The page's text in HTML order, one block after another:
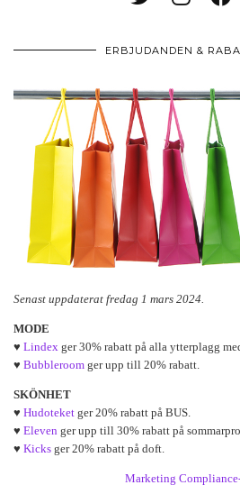
ERBJUDANDEN &
Senast uppdaterat fredag 1 mars 2024.
MODE
♥ Lindex ger 30% rabatt på alla ytterplagg
♥ Bubbleroom ger upp till 20% rabatt.
SKÖNHET
♥ Hudoteket ger 20% rabatt på BUS.
♥ Eleven ger upp till 30% rabatt på
♥ Kicks ger 20% rabatt på doft.
Marketing